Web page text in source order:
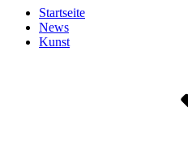
Startseite
News
Kunst